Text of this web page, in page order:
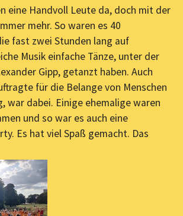
eine Handvoll Leute da, doch mit der
mehr. So waren es 40
fast zwei Stunden lang auf
Musik einfache Tänze, unter der
Gipp, getanzt haben. Auch
für die Belange von Menschen
war dabei. Einige ehemalige waren
und so war es auch eine
Es hat viel Spaß gemacht. Das